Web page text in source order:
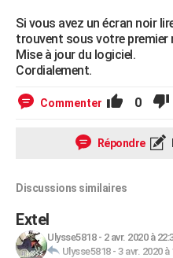
Si vous avez un écran noir
trouvent sous votre premier
Mise à jour du logiciel.
Cordialement.
Commenter 0
Répondre
Discussions similaires
Extel
Ulysse5818- 2 avr. 2020 à
Ulysse5818- 3 avr. 2020 à